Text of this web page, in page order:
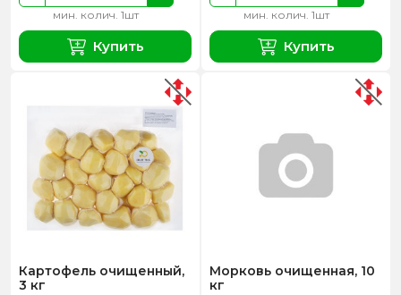
мин. колич. 1шт
Купить
мин. колич. 1шт
Купить
Картофель очищенный,
3 кг
Морковь очищенная, 10
кг